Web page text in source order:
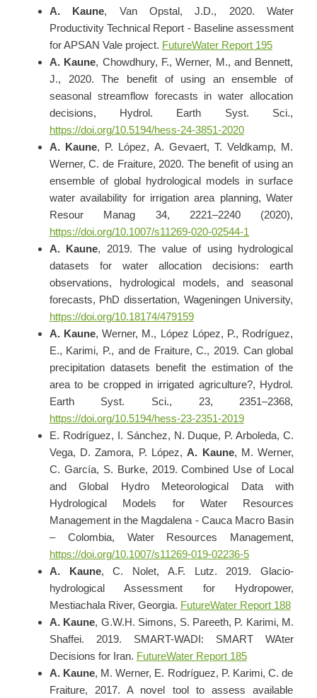
A. Kaune, Van Opstal, J.D., 2020.Water
Productivity Technical Report - Baseline assessment
for APSAN Vale project. FutureWater Report 195
A. Kaune, Chowdhury, F., Werner, M., and Bennett,
J., 2020. The benefit of using an ensemble of
seasonal streamflow forecasts in water allocation
decisions, Hydrol. Earth Syst. Sci.,
https://doi.org/10.5194/hess-24-3851-2020
A. Kaune, P. López, A. Gevaert, T. Veldkamp, M.
Werner, C. de Fraiture, 2020. The benefit of using an
ensemble of global hydrological models in surface
water availability for irrigation area planning, Water
Resour Manag 34, 2221–2240 (2020),
https://doi.org/10.1007/s11269-020-02544-1
A. Kaune, 2019. The value of using hydrological
datasets for water allocation decisions: earth
observations, hydrological models, and seasonal
forecasts, PhD dissertation, Wageningen University,
https://doi.org/10.18174/479159
A. Kaune, Werner, M., López López, P., Rodríguez,
E., Karimi, P., and de Fraiture, C., 2019. Can global
precipitation datasets benefit the estimation of the
area to be cropped in irrigated agriculture?, Hydrol.
Earth Syst. Sci., 23, 2351–2368,
https://doi.org/10.5194/hess-23-2351-2019
E. Rodríguez, I. Sánchez, N. Duque, P. Arboleda, C.
Vega, D. Zamora, P. López, A. Kaune, M. Werner,
C. García, S. Burke, 2019.Combined Use of Local
and Global Hydro Meteorological Data with
Hydrological Models for Water Resources
Management in the Magdalena - Cauca Macro Basin
– Colombia, Water Resources Management,
https://doi.org/10.1007/s11269-019-02236-5
A. Kaune, C. Nolet, A.F. Lutz. 2019. Glacio-
hydrological Assessment for Hydropower,
Mestiachala River, Georgia. FutureWater Report 188
A. Kaune, G.W.H. Simons, S. Pareeth, P. Karimi, M.
Shaffei. 2019. SMART-WADI: SMART WAter
Decisions for Iran. FutureWater Report 185
A. Kaune, M. Werner, E. Rodríguez, P. Karimi, C. de
Fraiture, 2017. A novel tool to assess available